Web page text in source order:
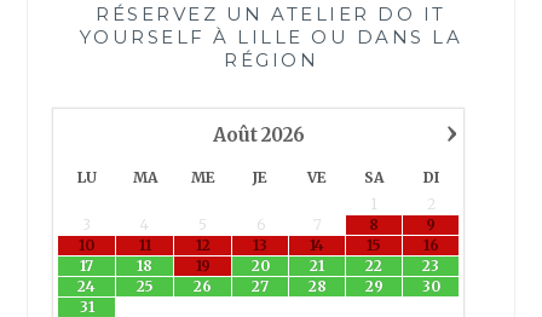
RÉSERVEZ UN ATELIER DO IT
YOURSELF À LILLE OU DANS LA
RÉGION
›
Août2026
LU MA ME JE VE SA
DI
1
2
3
4 5 6 7 8
9
10
11 12 13 14 15
16
17
18 19 20 21 22
23
24
25 26 27 28 29
30
31